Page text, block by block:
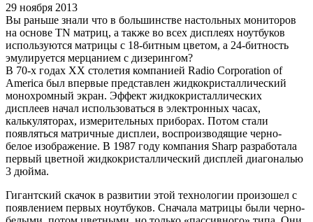
29 ноября 2013
Вы раньше знали что в большинстве настольных мониторов
на основе TN матриц, а также во всех дисплеях ноутбуков
используются матрицы с 18-битным цветом, а 24-битность
эмулируется мерцанием с дизерингом?
В 70-х годах ХХ столетия компанией Radio Corporation of
America был впервые представлен жидкокристаллический
монохромный экран. Эффект жидкокристаллических
дисплеев начал использоваться в электронных часах,
калькуляторах, измерительных приборах. Потом стали
появляться матричные дисплеи, воспроизводящие черно-
белое изображение. В 1987 году компания Sharp разработала
первый цветной жидкокристаллический дисплей диагональю
3 дюйма.
Гигантский скачок в развитии этой технологии произошел с
появлением первых ноутбуков. Сначала матрицы были черно-